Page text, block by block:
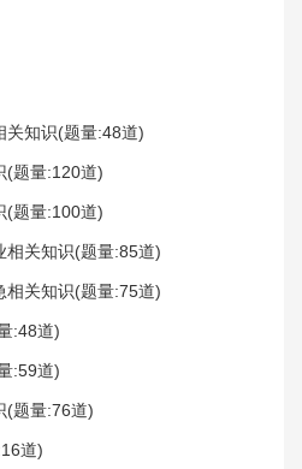
关知识(题量:48道)
(题量:120道)
(题量:100道)
相关知识(题量:85道)
相关知识(题量:75道)
:48道)
:59道)
(题量:76道)
道)